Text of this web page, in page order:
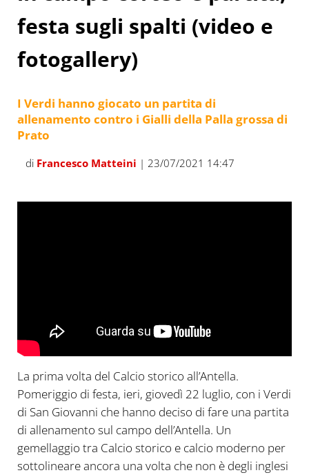
festa sugli spalti (video e
fotogallery)
I Verdi hanno giocato un partita di
allenamento contro i Gialli della Palla grossa di
Prato
di Francesco Matteini | 23/07/2021 14:47
La prima volta del Calcio storico all’Antella.
Pomeriggio di festa, ieri, giovedì 22 luglio, con i Verdi
di San Giovanni che hanno deciso di fare una partita
di allenamento sul campo dell’Antella. Un
gemellaggio tra Calcio storico e calcio moderno per
sottolineare ancora una volta che non è degli inglesi